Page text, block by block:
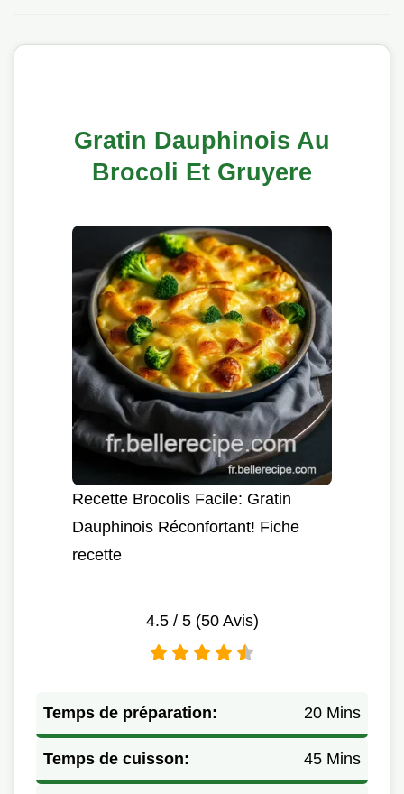
Gratin Dauphinois Au
Brocoli Et Gruyere
Recette Brocolis Facile: Gratin
Dauphinois Réconfortant! Fiche
recette
4.5/ 5 (50Avis)
Temps de préparation: 20 Mins
Temps de cuisson: 45 Mins